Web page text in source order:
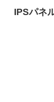
IPSパネ